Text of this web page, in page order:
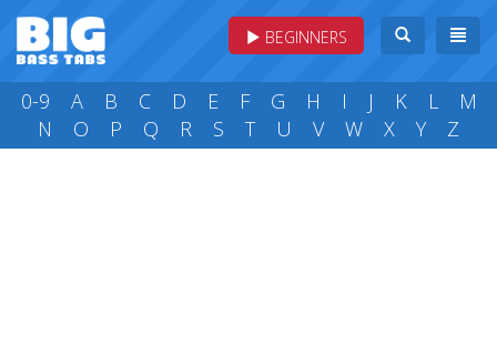
BEGINNERS
0-9 A B C D E F G H I J K L
M
N
O P Q R S T U V W X Y Z